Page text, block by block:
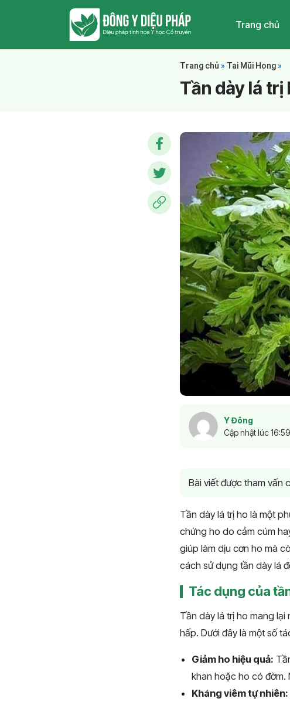
Trang chủ
Trang chủ » Tai Mũi Họng »
Tần dày lá trị
Y Đông
Cập nhật lúc
Bài viết được tham vấn
Tần dày lá trị ho là một
chứng ho do cảm cúm
giúp làm dịu cơn ho mà
cách sử dụng tần dày lá
Tác dụng của
Tần dày lá trị ho mang
hấp. Dưới đây là một số
Giảm ho hiệu quả:
khan hoặc ho có đờm.
Kháng viêm tự nhiên: